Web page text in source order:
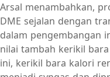
Arsal menambahkan,
DME sejalan dengan
dalam pengembangan
nilai tambah kerikil
ini, kerikil bara kalori